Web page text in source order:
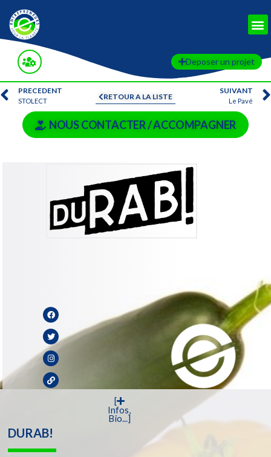
Deposer un projet
RETOUR A LA LISTE
PRECEDENT
STOLECT
SUIVANT
Le Pavé
NOUS CONTACTER / ACCOMPAGNER
[
Infos,
Bio...]
DURAB!